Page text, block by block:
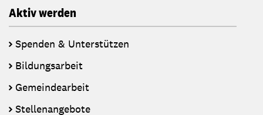
Aktiv werden
Spenden & Unterstützen
Bildungsarbeit
Gemeindearbeit
Stellenangebote